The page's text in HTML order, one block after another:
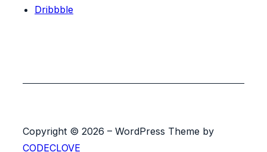
Dribbble
Copyright © 2026 – WordPress Theme by
CODECLOVE